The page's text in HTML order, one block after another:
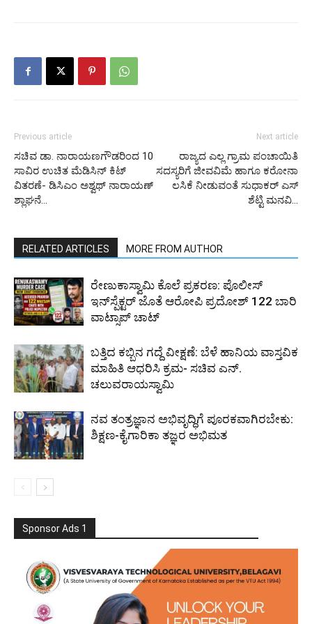
Previous article
ಸಚಿವ ಡಾ. ನಾರಾಯಣಗೌಡರಿಂದ 10
ಸಾವಿರ ಉಚಿತ ಮೆಡಿಸಿನ್ ಕಿಟ್
ವಿತರಣೆ- ಡಿಸಿಎಂ ಅಶ್ವಥ್ ನಾರಾಯಣ್
ಶ್ಲಾಘನೆ…
Next article
ರಾಜ್ಯದ ಎಲ್ಲ ಗ್ರಾಮ ಪಂಚಾಯಿತಿ
ಸದಸ್ಯರಿಗೆ ಜೀವವಿಮೆ ಹಾಗೂ ಕರೋನಾ
ಲಸಿಕೆ ನೀಡುವಂತೆ ಸುಧಾಕರ್ ಎಸ್
ಶೆಟ್ಟಿ ಮನವಿ…
RELATED ARTICLES MORE FROM AUTHOR
ರೇಣುಕಾಸ್ವಾಮಿ ಕೊಲೆ ಪ್ರಕರಣ: ಪೊಲೀಸ್
ಇನ್‌ಸ್ಪೆಕ್ಟರ್‌ ಜೊತೆ ಆರೋಪಿ ಪ್ರದೋಶ್‌ 122 ಬಾರಿ
ವಾಟ್ಸಾಪ್ ಚಾಟ್
ಬತ್ತಿದ ಕಬ್ಬಿನ ಗದ್ದೆ ವೀಕ್ಷಣೆ: ಬೆಳೆ ಹಾನಿಯ ವಾಸ್ತವಿಕ
ಮಾಹಿತಿ ಆಧರಿಸಿ ಕ್ರಮ- ಸಚಿವ ಎನ್.
ಚಲುವರಾಯಸ್ವಾಮಿ
ನವ ತಂತ್ರಜ್ಞಾನ ಅಭಿವೃದ್ಧಿಗೆ ಪೂರಕವಾಗಿರಬೇಕು:
ಶಿಕ್ಷಣ-ಕೈಗಾರಿಕಾ ತಜ್ಞರ ಅಭಿಮತ
Sponsor Ads 1